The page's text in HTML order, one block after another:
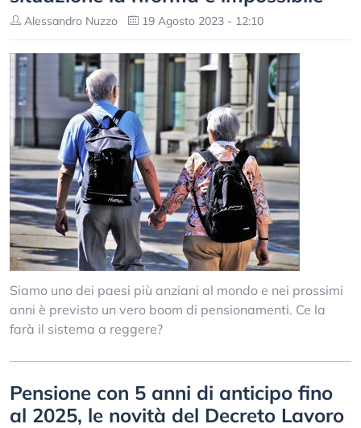
Alessandro Nuzzo 19 Agosto 2023 - 12:10
Siamo uno dei paesi più anziani al mondo e nei prossimi
anni è previsto un vero boom di pensionamenti. Ce la
farà il sistema a reggere?
Pensione con 5 anni di anticipo fino
al 2025, le novità del Decreto Lavoro